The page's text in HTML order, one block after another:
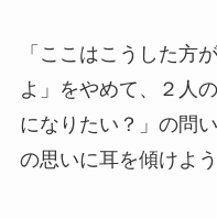
「ここはこうした方
よ」をやめて、２人
になりたい？」の問
の思いに耳を傾けよう